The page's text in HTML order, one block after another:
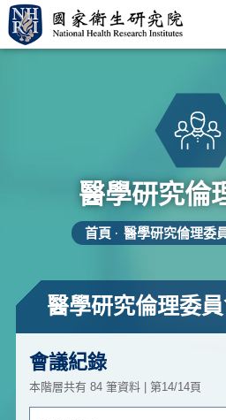
醫學研究倫
首頁 醫學研究倫理委
醫學研究倫理委
會議紀錄
本階層共有 84 筆資料 | 第14/14頁
關